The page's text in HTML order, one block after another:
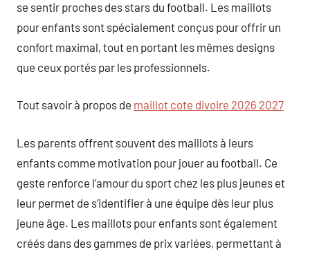
se sentir proches des stars du football. Les maillots
pour enfants sont spécialement conçus pour offrir un
confort maximal, tout en portant les mêmes designs
que ceux portés par les professionnels.
Tout savoir à propos de maillot cote divoire 2026 2027
Les parents offrent souvent des maillots à leurs
enfants comme motivation pour jouer au football. Ce
geste renforce l’amour du sport chez les plus jeunes et
leur permet de s’identifier à une équipe dès leur plus
jeune âge. Les maillots pour enfants sont également
créés dans des gammes de prix variées, permettant à